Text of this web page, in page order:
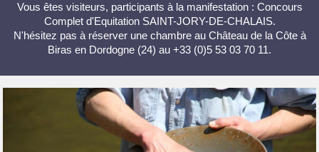
Vous êtes visiteurs, participants à la manifestation : Concours
Complet d'Equitation SAINT-JORY-DE-CHALAIS.
N'hésitez pas à réserver une chambre au Château de la Côte à
Biras en Dordogne (24) au +33 (0)5 53 03 70 11.